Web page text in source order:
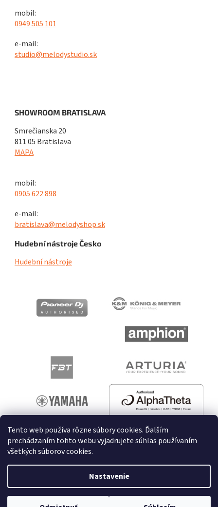
Tento web používa rôzne súbory cookies. Ďalším
prechádzaním tohto webu vyjadrujete súhlas používaním
všetkých súborov cookies.
Nastavenie
mobil:
0949 505 101
e-mail:
studio@melodystudio.sk
SHOWROOM BRATISLAVA
Smrečianska 20
811 05 Bratislava
MAPA
mobil:
0905 622 898
e-mail:
bratislava@melodyshop.sk
Hudební nástroje Česko
Hudební nástroje
Vytvoril Shoptet
Copyright 2026melodyshop.sk. Všetky práva vyhradené.